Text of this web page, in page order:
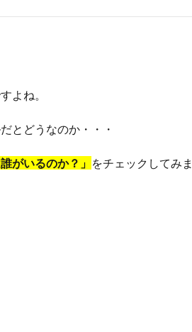
よね。
とどうなのか・・・
がいるのか？」 をチェックしてみま